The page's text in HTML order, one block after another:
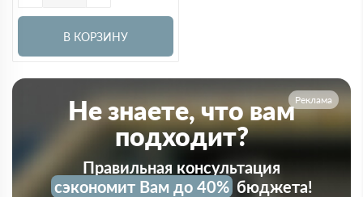
В КОРЗИНУ
Реклама
Не знаете, что вам
подходит?
Правильная консультация
сэкономит Вам до 40%бюджета!